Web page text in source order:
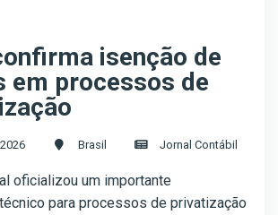
isenção de
em processos de
Brasil Jornal Contábil
oficializou um importante
para processos de privatização